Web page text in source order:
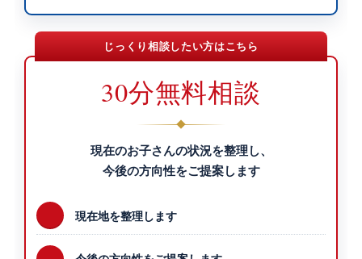
じっくり相談したい方はこちら
30分無料相談
現在のお子さんの状況を整理し、
今後の方向性をご提案します
現在地を整理します